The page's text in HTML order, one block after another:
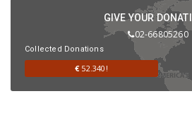
GIVE YOUR
02-66805260
Collected Donations
€52.340!